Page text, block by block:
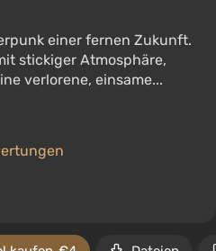
einer fernen Zukunft.
stickiger Atmosphäre,
verlorene, einsame...